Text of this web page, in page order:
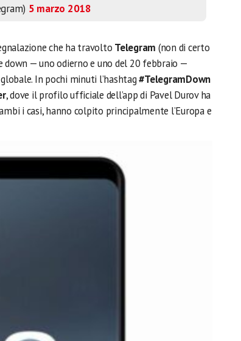
5 marzo 2018
che ha travolto Telegram (non di certo
down — uno odierno e uno del 20 febbraio —
In pochi minuti l’hashtag#TelegramDown
, dove il profilo ufficiale dell’app di Pavel Durov ha
i casi, hanno colpito principalmente l’Europa e